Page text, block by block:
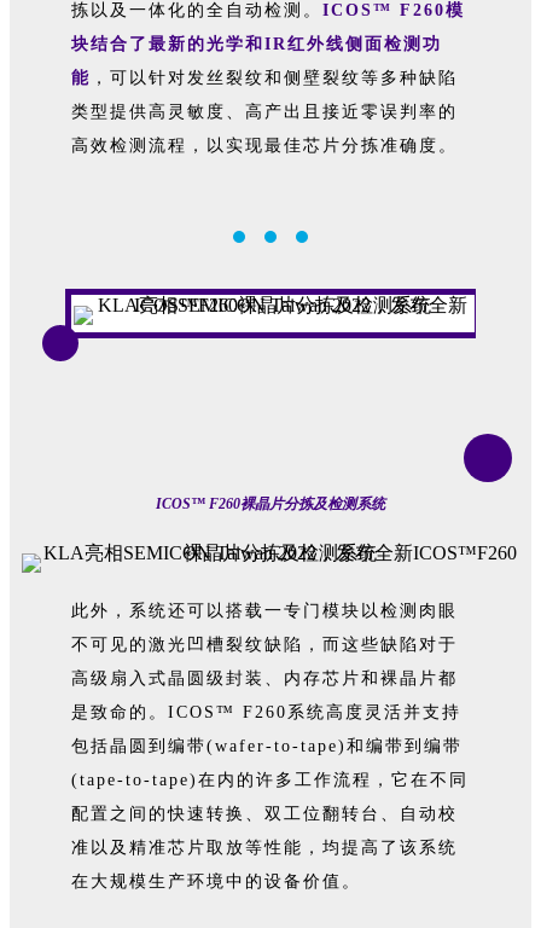
拣以及一体化的全自动检测。ICOS™F260模
块结合了最新的光学和IR红外线侧面检测功
能 ，可以针对发丝裂纹和侧壁裂纹等多种缺陷
类型提供高灵敏度、高产出且接近零误判率的
高效检测流程，以实现最佳芯片分拣准确度。
ICOS™ F260裸晶片分拣及检测系统
此外，系统还可以搭载一专门模块以检测肉眼
不可见的激光凹槽裂纹缺陷，而这些缺陷对于
高级扇入式晶圆级封装、内存芯片和裸晶片都
是致命的。ICOS™ F260系统高度灵活并支持
包括晶圆到编带(wafer-to-tape)和编带到编带
(tape-to-tape)在内的许多工作流程，它在不同
配置之间的快速转换、双工位翻转台、自动校
准以及精准芯片取放等性能，均提高了该系统
在大规模生产环境中的设备价值。